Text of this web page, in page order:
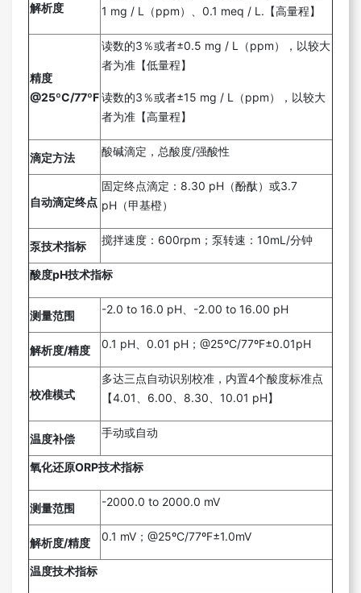
解析度
1 mg / L（ppm）、0.1 meq / L.【高量程】
精度
@25ºC/77ºF
读数的3％或者±0.5 mg / L（ppm），以较大
者为准【低量程】
读数的3％或者±15 mg / L（ppm），以较大
者为准【高量程】
滴定方法 酸碱滴定，总酸度/强酸性
自动滴定终点
固定终点滴定：8.30 pH（酚酞）或3.7
pH（甲基橙）
泵技术指标 搅拌速度：600rpm；泵转速：10mL/分钟
酸度pH技术指标
测量范围 -2.0 to 16.0 pH、-2.00 to 16.00 pH
解析度/精度 0.1 pH、0.01 pH；@25ºC/77ºF±0.01pH
校准模式
多达三点自动识别校准，内置4个酸度标准点
【4.01、6.00、8.30、10.01 pH】
温度补偿 手动或自动
氧化还原ORP技术指标
测量范围 -2000.0 to 2000.0 mV
解析度/精度 0.1 mV；@25ºC/77ºF±1.0mV
温度技术指标